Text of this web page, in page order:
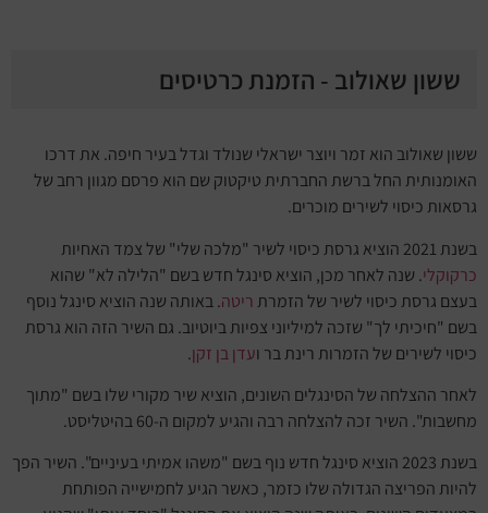
ששון שאולוב - הזמנת כרטיסים
ששון שאולוב הוא זמר ויוצר ישראלי שנולד וגדל בעיר חיפה. את דרכו
האומנותית החל ברשת החברתית טיקטוק שם הוא פרסם מגוון רחב של
גרסאות כיסוי לשירים מוכרים.
בשנת 2021 הוציא גרסת כיסוי לשיר "מלכה שלי" של צמד האחיות
כרקוקלי. שנה לאחר מכן, הוציא סינגל חדש בשם "הלילה לא" שהוא
בעצם גרסת כיסוי לשיר של הזמרתריטה. באותה שנה הוציא סינגל נוסף
בשם "חיכיתי לך" שזכה למיליוני צפיות ביוטיוב. גם השיר הזה הוא גרסת
כיסוי לשירים של הזמרות רינת בר ועדן בן זקן.
לאחר ההצלחה של הסינגלים השונים, הוציא שיר מקורי שלו בשם "מתוך
מחשבות". השיר זכה להצלחה רבה והגיע למקום ה-60 בהיטליסט.
בשנת 2023 הוציא סינגל חדש נוף בשם "משהו אמיתי בעיניים". השיר הפך
להיות הפריצה הגדולה שלו כזמר, כאשר הגיע לחמישייה הפותחת